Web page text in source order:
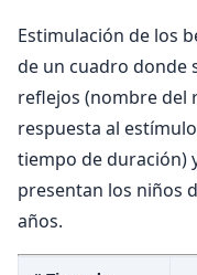
Estimulación de los
de un cuadro donde
reflejos (nombre del
respuesta al
tiempo de duración)
presentan los niños
años.